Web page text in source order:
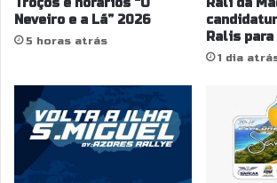
Troços e horários “O
Neveiro e a Lã” 2026
5 horas atrás
Rali da
Ralis
1 dia